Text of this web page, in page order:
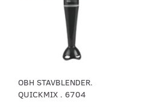
OBH STAVBLENDER.
QUICKMIX . 6704